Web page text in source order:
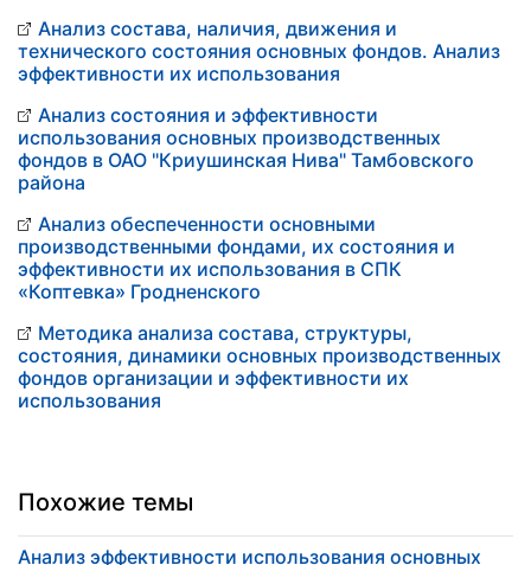
Анализ состава, наличия, движения и
технического состояния основных фондов. Анализ
эффективности их использования
Анализ состояния и эффективности
использования основных производственных
фондов в ОАО "Криушинская Нива" Тамбовского
района
Анализ обеспеченности основными
производственными фондами, их состояния и
эффективности их использования в СПК
«Коптевка» Гродненского
Методика анализа состава, структуры,
состояния, динамики основных производственных
фондов организации и эффективности их
использования
Похожие темы
Анализ эффективности использования основных